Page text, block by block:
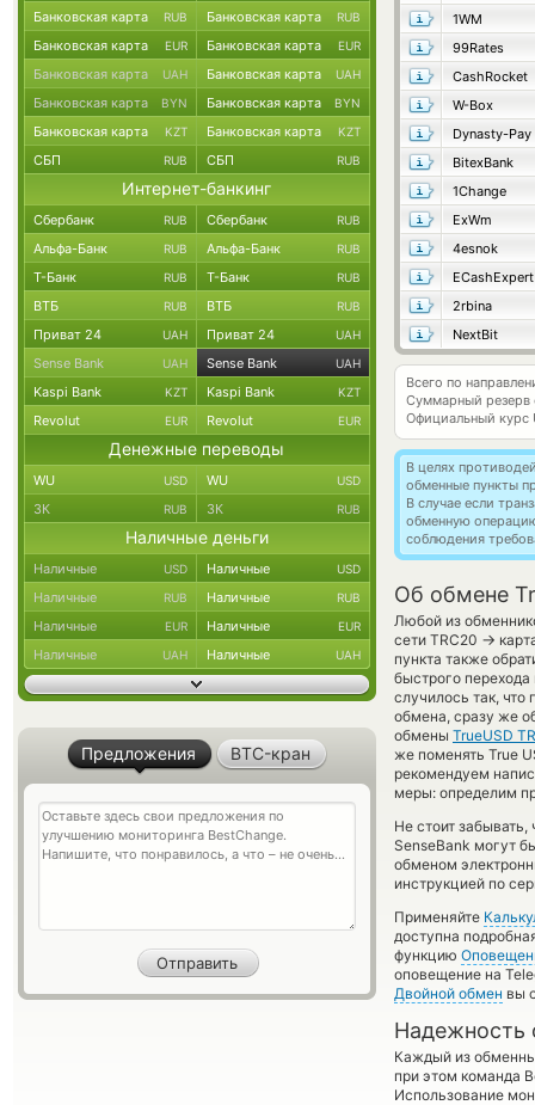
1WM
99Rates
CashRocket
W-Box
Dynasty-Pay
BitexBank
1Change
ExWm
4esnok
ECashExpert
2rbina
NextBit
Всего по
Суммарный резерв
Официальный курс
В целях
обменные пункты
В случае если
обменную
соблюдения
Об обмене
Любой из
сети TRC20 →
пункта также
быстрого
случилось так,
обмена, сразу же
обмены TrueUSD
же поменять True
рекомендуем
меры: определим
Не стоит
SenseBank могут
обменом
инструкцией по
Применяйте
доступна
функцию
оповещение на
Двойной обмен вы
Надежность
Каждый из
при этом команда
Использование
Банковская карта RUB Банковская карта RUB
Банковская карта EUR Банковская карта EUR
Банковская карта UAH Банковская карта UAH
Банковская карта BYN Банковская карта BYN
Банковская карта KZT Банковская карта KZT
СБП RUB СБП RUB
Интернет-банкинг
Сбербанк RUB Сбербанк RUB
Альфа-Банк RUB Альфа-Банк RUB
Т-Банк RUB Т-Банк RUB
ВТБ RUB ВТБ RUB
Приват 24 UAH Приват 24 UAH
Sense Bank UAH Sense Bank UAH
Kaspi Bank KZT Kaspi Bank KZT
Revolut EUR Revolut EUR
Денежные переводы
WU USD WU USD
ЗК RUB ЗК RUB
Наличные деньги
Наличные USD Наличные USD
Наличные RUB Наличные RUB
Наличные EUR Наличные EUR
Наличные UAH Наличные UAH
Предложения BTC-кран